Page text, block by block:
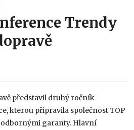
Trendy
představil druhý ročník
kterou připravila společnost TOP
odbornými garanty. Hlavní